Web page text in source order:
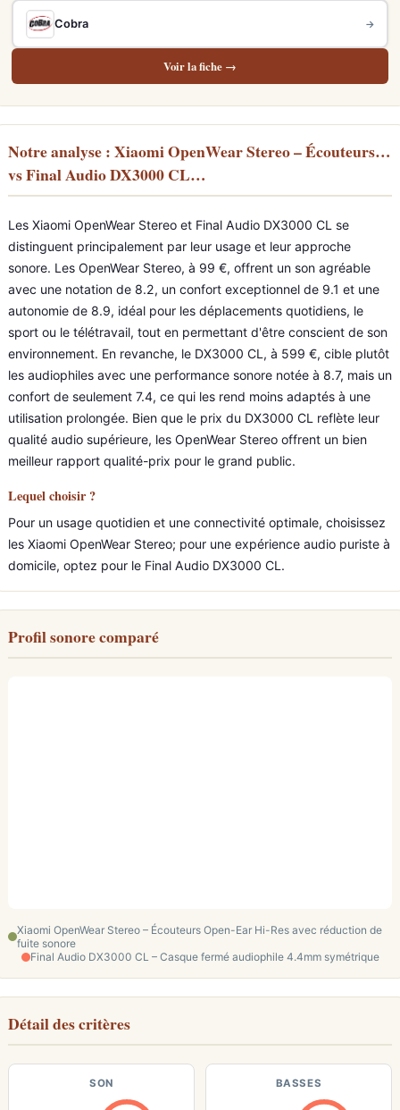
Cobra →
Voir la fiche →
Notre analyse : Xiaomi OpenWear Stereo – Écouteurs…
vs Final Audio DX3000 CL…
Les Xiaomi OpenWear Stereo et Final Audio DX3000 CL se
distinguent principalement par leur usage et leur approche
sonore. Les OpenWear Stereo, à 99 €, offrent un son agréable
avec une notation de 8.2, un confort exceptionnel de 9.1 et une
autonomie de 8.9, idéal pour les déplacements quotidiens, le
sport ou le télétravail, tout en permettant d'être conscient de son
environnement. En revanche, le DX3000 CL, à 599 €, cible plutôt
les audiophiles avec une performance sonore notée à 8.7, mais un
confort de seulement 7.4, ce qui les rend moins adaptés à une
utilisation prolongée. Bien que le prix du DX3000 CL reflète leur
qualité audio supérieure, les OpenWear Stereo offrent un bien
meilleur rapport qualité-prix pour le grand public.
Lequel choisir ?
Pour un usage quotidien et une connectivité optimale, choisissez
les Xiaomi OpenWear Stereo; pour une expérience audio puriste à
domicile, optez pour le Final Audio DX3000 CL.
Profil sonore comparé
Xiaomi OpenWear Stereo – Écouteurs Open-Ear Hi-Res avec réduction de
fuite sonore
Final Audio DX3000 CL – Casque fermé audiophile 4.4mm symétrique
Détail des critères
SON BASSES